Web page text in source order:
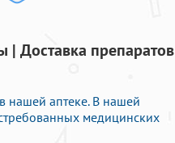
| Доставка препаратов
нашей аптеке. В нашей
медицинских